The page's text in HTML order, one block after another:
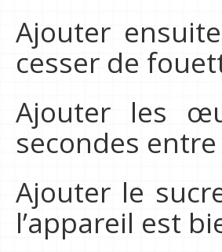
Ajouter
cesser de
Ajouter les
secondes
Ajouter le
l’appareil est